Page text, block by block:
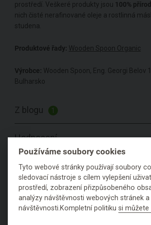
prostředí. Veškeré produkty jsou 100%
nich čisté nerafinované oleje a rostlinná
studena.
Produktové řady: Wooden Spoon Organic
Výrobce: Wooden Spoon, Eng. Georgi Belov
Bulharsko
Z blogu 1
Hodnocení
Položit dotaz
PODROBNÉ SLOŽENÍ
Používáme soubory cookies
Tyto webové stránky používají soubory
sledovací nástroje s cílem vylepšení
prostředí, zobrazení přizpůsobeného
analýzy návštěvnosti webových stránek
návštěvnosti.Kompletní politikusi